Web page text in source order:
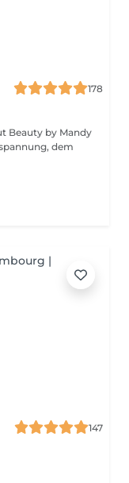
178
Beauty by Mandy
dem
147